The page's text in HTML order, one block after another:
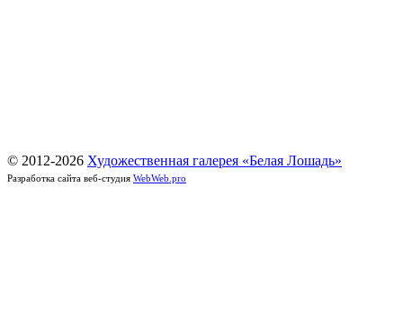
© 2012-2026 Художественная галерея «Белая Лошадь»
Разработка сайта веб-студия WebWeb.pro